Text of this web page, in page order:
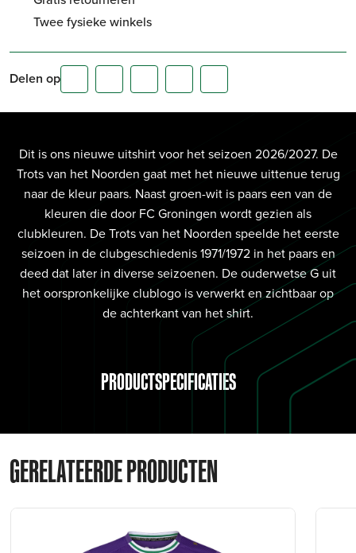
Twee fysieke winkels
Delen op
Dit is ons nieuwe uitshirt voor het seizoen 2026/2027. De
Trots van het Noorden gaat met het nieuwe uittenue terug
naar de kleur paars. Naast groen-wit is paars een van de
kleuren die door FC Groningen wordt gezien als
clubkleuren. De Trots van het Noorden speelde het eerste
seizoen in de clubgeschiedenis 1971/1972 in het paars en
deed dat later in diverse seizoenen. De ouderwetse G uit
het oorspronkelijke clublogo is verwerkt en zichtbaar op
de achterkant van het shirt.
PRODUCTSPECIFICATIES
GERELATEERDE PRODUCTEN